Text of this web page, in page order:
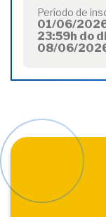
Período de
01/06/
23:59h do
08/06/